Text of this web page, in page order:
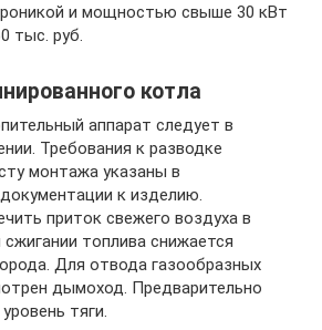
и мощностью свыше 30 кВт
тыс. руб.
котла
аппарат следует в
Требования к разводке
монтажа указаны в
к изделию.
приток свежего воздуха в
топлива снижается
Для отвода газообразных
дымоход. Предварительно
тяги.